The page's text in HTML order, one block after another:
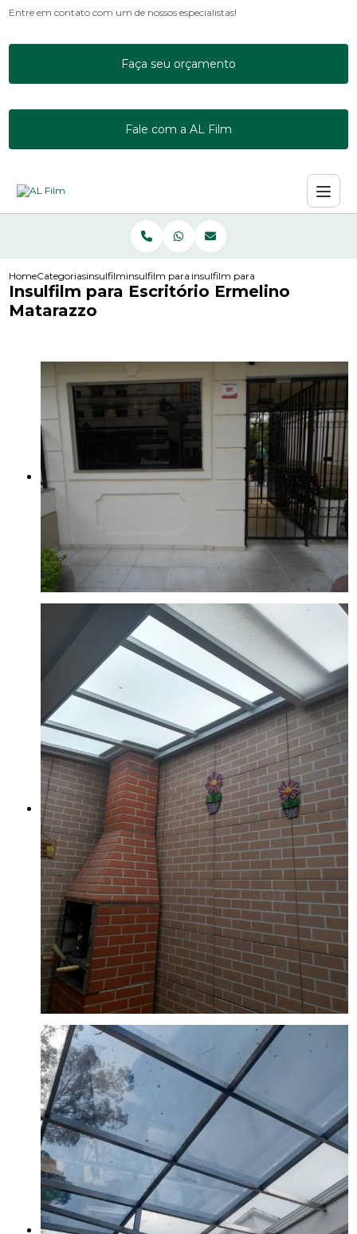
Entre em contato com um de nossos especialistas!
Faça seu orçamento
Fale com a AL Film
HomeCategoriasinsulfilminsulfilm para acrilicoinsulfilm para escritorio ermelino
Insulfilm para Escritório Ermelino
Matarazzo